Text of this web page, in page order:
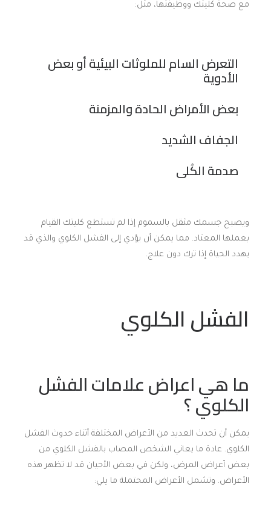
مع صحة كليتك ووظيفتها، مثل:
التعرض السام للملوثات البيئية أو بعض
الأدوية
بعض الأمراض الحادة والمزمنة
الجفاف الشديد
صدمة الكُلى
ويصبح جسمك مثقل بالسموم إذا لم تستطع كليتك القيام
بعملها المعتاد. مما يمكن أن يؤدي إلى الفشل الكلوي والذي قد
يهدد الحياة إذا ترك دون علاج.
الفشل الكلوي
ما هي اعراض علامات الفشل
الكلوي ؟
يمكن أن تحدث العديد من الأعراض المختلفة أثناء حدوث الفشل
الكلوي. عادة ما يعاني الشخص المصاب بالفشل الكلوي من
بعض أعراض المرض، ولكن في بعض الأحيان قد لا تظهر هذه
الأعراض. وتشمل الأعراض المحتملة ما يلي: